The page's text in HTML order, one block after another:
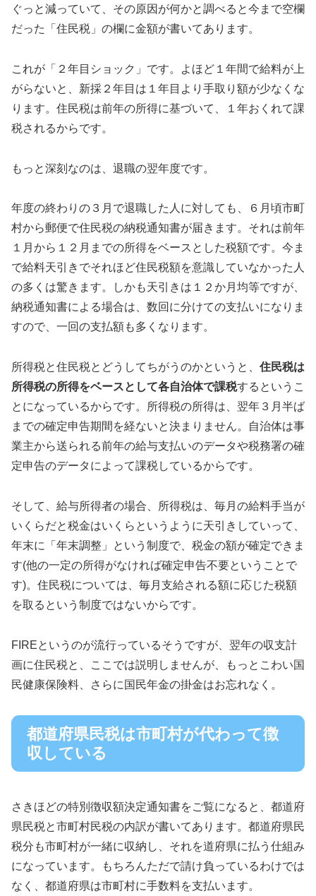
ぐっと減っていて、その原因が何かと調べると今まで空欄
だった「住民税」の欄に金額が書いてあります。
これが「２年目ショック」です。よほど１年間で給料が上
がらないと、新採２年目は１年目より手取り額が少なくな
ります。住民税は前年の所得に基づいて、１年おくれて課
税されるからです。
もっと深刻なのは、退職の翌年度です。
年度の終わりの３月で退職した人に対しても、６月頃市町
村から郵便で住民税の納税通知書が届きます。それは前年
１月から１２月までの所得をベースとした税額です。今ま
で給料天引きでそれほど住民税額を意識していなかった人
の多くは驚きます。しかも天引きは１２か月均等ですが、
納税通知書による場合は、数回に分けての支払いになりま
すので、一回の支払額も多くなります。
所得税と住民税とどうしてちがうのかというと、 住民税は
所得税の所得をベースとして各自治体で課税するというこ
とになっているからです。所得税の所得は、翌年３月半ば
までの確定申告期間を経ないと決まりません。自治体は事
業主から送られる前年の給与支払いのデータや税務署の確
定申告のデータによって課税しているからです。
そして、給与所得者の場合、所得税は、毎月の給料手当が
いくらだと税金はいくらというように天引きしていって、
年末に「年末調整」という制度で、税金の額が確定できま
す(他の一定の所得がなければ確定申告不要ということで
す)。住民税については、毎月支給される額に応じた税額
を取るという制度ではないからです。
FIREというのが流行っているそうですが、翌年の収支計
画に住民税と、ここでは説明しませんが、もっとこわい国
民健康保険料、さらに国民年金の掛金はお忘れなく。
都道府県民税は市町村が代わって徴
収している
さきほどの特別徴収額決定通知書をご覧になると、都道府
県民税と市町村民税の内訳が書いてあります。都道府県民
税分も市町村が一緒に収納し、それを道府県に払う仕組み
になっています。もちろんただで請け負っているわけでは
なく、都道府県は市町村に手数料を支払います。